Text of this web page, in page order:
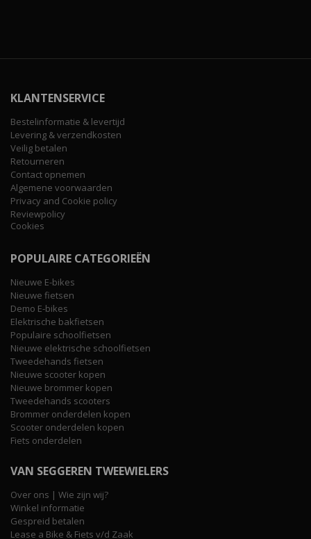
KLANTENSERVICE
Bestelinformatie & levertijd
Levering & verzendkosten
Veilig betalen
Retourneren
Contact opnemen
Algemene voorwaarden
Privacy and Cookie policy
Reviewpolicy
Cookies
POPULAIRE CATEGORIEËN
Nieuwe E-bikes
Nieuwe fietsen
Demo E-bikes
Elektrische bakfietsen
Populaire schoolfietsen
Nieuwe elektrische schoolfietsen
Tweedehands fietsen
Nieuwe scooter kopen
Nieuwe brommer kopen
Tweedehands scooters
Brommer onderdelen kopen
Scooter onderdelen kopen
Fiets onderdelen
VAN SEGGEREN TWEEWIELERS
Over ons | Wie zijn wij?
Winkel informatie
Gespreid betalen
Lease a Bike & Fiets v/d Zaak